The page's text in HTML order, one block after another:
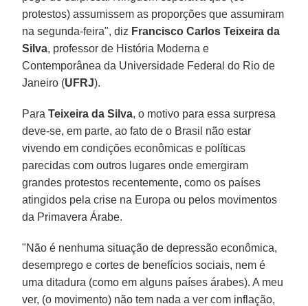
protestos) assumissem as proporções que assumiram
na segunda-feira", diz Francisco Carlos Teixeira da
Silva, professor de História Moderna e
Contemporânea da Universidade Federal do Rio de
Janeiro (UFRJ).
ParaTeixeira da Silva, o motivo para essa surpresa
deve-se, em parte, ao fato de o Brasil não estar
vivendo em condições econômicas e políticas
parecidas com outros lugares onde emergiram
grandes protestos recentemente, como os países
atingidos pela crise na Europa ou pelos movimentos
da Primavera Árabe.
"Não é nenhuma situação de depressão econômica,
desemprego e cortes de benefícios sociais, nem é
uma ditadura (como em alguns países árabes). A meu
ver, (o movimento) não tem nada a ver com inflação,